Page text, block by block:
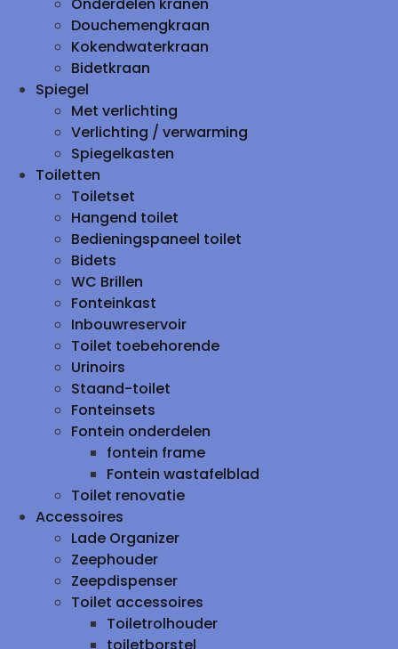
Douchemengkraan
Kokendwaterkraan
Bidetkraan
Spiegel
Met verlichting
Verlichting / verwarming
Spiegelkasten
Toiletten
Toiletset
Hangend toilet
Bedieningspaneel toilet
Bidets
WC Brillen
Fonteinkast
Inbouwreservoir
Toilet toebehorende
Urinoirs
Staand-toilet
Fonteinsets
Fontein onderdelen
fontein frame
Fontein wastafelblad
Toilet renovatie
Accessoires
Lade Organizer
Zeephouder
Zeepdispenser
Toilet accessoires
Toiletrolhouder
toiletborstel